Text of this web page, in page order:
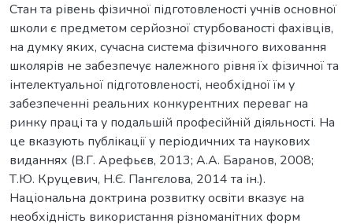
Стан та рівень фізичної підготовленості учнів основної
школи є предметом серйозної стурбованості фахівців,
на думку яких, сучасна система фізичного виховання
школярів не забезпечує належного рівня їх фізичної та
інтелектуальної підготовленості, необхідної їм у
забезпеченні реальних конкурентних переваг на
ринку праці та у подальшій професійній діяльності. На
це вказують публікації у періодичних та наукових
виданнях (В.Г. Арефьєв, 2013; А.А. Баранов, 2008;
Т.Ю. Круцевич, Н.Є. Пангєлова, 2014 та ін.).
Національна доктрина розвитку освіти вказує на
необхідність використання різноманітних форм